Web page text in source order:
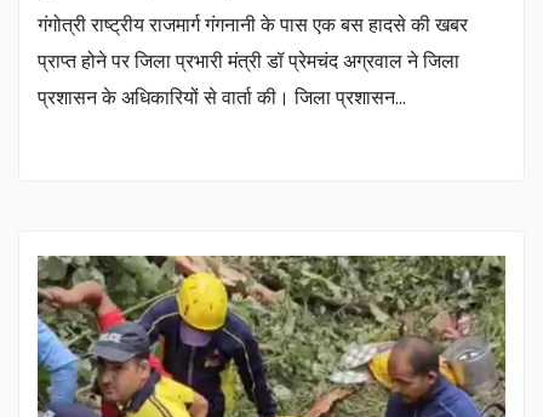
गंगोत्री राष्ट्रीय राजमार्ग गंगनानी के पास एक बस हादसे की खबर
प्राप्त होने पर जिला प्रभारी मंत्री डॉ प्रेमचंद अग्रवाल ने जिला
प्रशासन के अधिकारियों से वार्ता की। जिला प्रशासन…